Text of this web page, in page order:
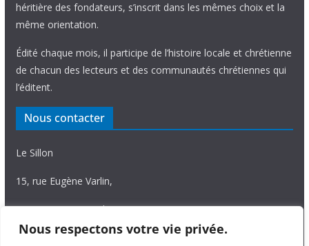
Nous respectons votre vie privée.
héritière des fondateurs, s’inscrit dans les mêmes choix et la
même orientation.
Édité chaque mois, il participe de l’histoire locale et chrétienne
de chacun des lecteurs et des communautés chrétiennes qui
l’éditent.
Nous contacter
Le Sillon
15, rue Eugène Varlin,
87036 Limoges Cedex.
Tél. 05 55 06 14 15